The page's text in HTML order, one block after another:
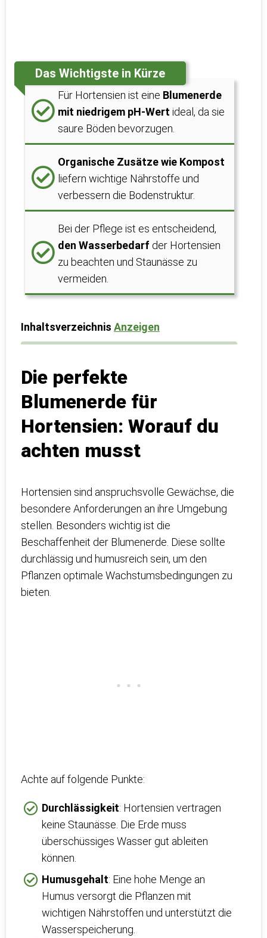
Das Wichtigste in Kürze
Für Hortensien ist eine Blumenerde
mit niedrigem pH-Wert ideal, da sie
saure Böden bevorzugen.
Organische Zusätze wie Kompost
liefern wichtige Nährstoffe und
verbessern die Bodenstruktur.
Bei der Pflege ist es entscheidend,
den Wasserbedarf der Hortensien
zu beachten und Staunässe zu
vermeiden.
Inhaltsverzeichnis Anzeigen
Die perfekte
Blumenerde für
Hortensien: Worauf du
achten musst
Hortensien sind anspruchsvolle Gewächse, die
besondere Anforderungen an ihre Umgebung
stellen. Besonders wichtig ist die
Beschaffenheit der Blumenerde. Diese sollte
durchlässig und humusreich sein, um den
Pflanzen optimale Wachstumsbedingungen zu
bieten.
Achte auf folgende Punkte:
Durchlässigkeit: Hortensien vertragen
keine Staunässe. Die Erde muss
überschüssiges Wasser gut ableiten
können.
Humusgehalt: Eine hohe Menge an
Humus versorgt die Pflanzen mit
wichtigen Nährstoffen und unterstützt die
Wasserspeicherung.